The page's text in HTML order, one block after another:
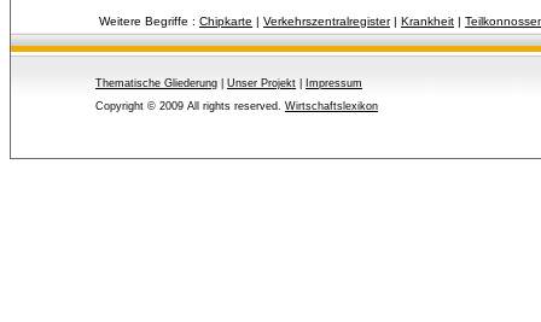
Weitere Begriffe : Chipkarte | Verkehrszentralregister| Krankheit |
Thematische Gliederung Unser Projekt
Impressum
Copyright © 2009 All rights reserved. Wirtschaftslexikon